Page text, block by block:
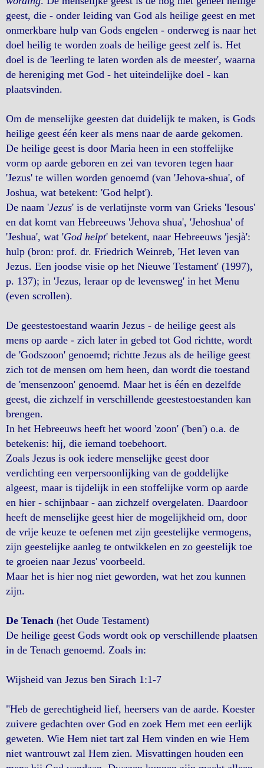
geest, die - onder leiding van God als heilige geest en met
onmerkbare hulp van Gods engelen - onderweg is naar het
doel heilig te worden zoals de heilige geest zelf is. Het
doel is de 'leerling te laten worden als de meester', waarna
de hereniging met God - het uiteindelijke doel - kan
plaatsvinden.
Om de menselijke geesten dat duidelijk te maken, is Gods
heilige geest één keer als mens naar de aarde gekomen.
De heilige geest is door Maria heen in een stoffelijke
vorm op aarde geboren en zei van tevoren tegen haar
'Jezus' te willen worden genoemd (van 'Jehova-shua', of
Joshua, wat betekent: 'God helpt').
De naam 'Jezus' is de verlatijnste vorm van Grieks 'Iesous'
en dat komt van Hebreeuws 'Jehova shua', 'Jehoshua' of
'Jeshua', wat 'God helpt' betekent, naar Hebreeuws 'jesjà':
hulp (bron: prof. dr. Friedrich Weinreb, 'Het leven van
Jezus. Een joodse visie op het Nieuwe Testament' (1997),
p. 137); in 'Jezus, leraar op de levensweg' in het Menu
(even scrollen).
De geestestoestand waarin Jezus - de heilige geest als
mens op aarde - zich later in gebed tot God richtte, wordt
de 'Godszoon' genoemd; richtte Jezus als de heilige geest
zich tot de mensen om hem heen, dan wordt die toestand
de 'mensenzoon' genoemd. Maar het is één en dezelfde
geest, die zichzelf in verschillende geestestoestanden kan
brengen.
In het Hebreeuws heeft het woord 'zoon' ('ben') o.a. de
betekenis: hij, die iemand toebehoort.
Zoals Jezus is ook iedere menselijke geest door
verdichting een verpersoonlijking van de goddelijke
algeest, maar is tijdelijk in een stoffelijke vorm op aarde
en hier - schijnbaar - aan zichzelf overgelaten. Daardoor
heeft de menselijke geest hier de mogelijkheid om, door
de vrije keuze te oefenen met zijn geestelijke vermogens,
zijn geestelijke aanleg te ontwikkelen en zo geestelijk toe
te groeien naar Jezus' voorbeeld.
Maar het is hier nog niet geworden, wat het zou kunnen
zijn.
De Tenach (het Oude Testament)
De heilige geest Gods wordt ook op verschillende plaatsen
in de Tenach genoemd. Zoals in:
Wijsheid van Jezus ben Sirach 1:1-7
"Heb de gerechtigheid lief, heersers van de aarde. Koester
zuivere gedachten over God en zoek Hem met een eerlijk
geweten. Wie Hem niet tart zal Hem vinden en wie Hem
niet wantrouwt zal Hem zien. Misvattingen houden een